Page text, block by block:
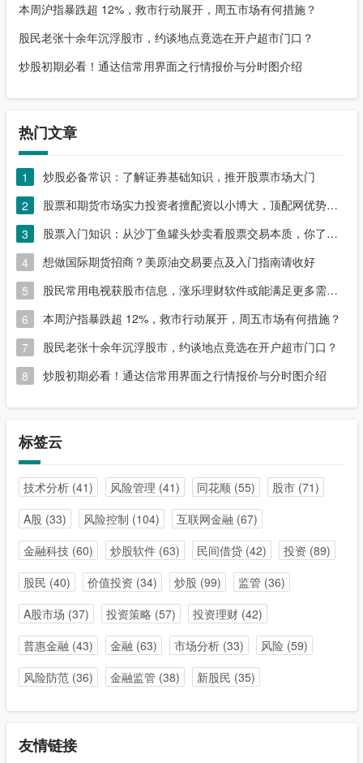
本周沪指暴跌超 12%，救市行动展开，周五市场有何措施？
股民老张十余年沉浮股市，约谈地点竟选在开户超市门口？
炒股初期必看！通达信常用界面之行情报价与分时图介绍
热门文章
1
炒股必备常识：了解证券基础知识，推开股票市场大门
2
股票和期货市场实力投资者擅配资以小博大，顶配网优势尽显
3
股票入门知识：从沙丁鱼罐头炒卖看股票交易本质，你了解吗？
4
想做国际期货招商？美原油交易要点及入门指南请收好
5
股民常用电视获股市信息，涨乐理财软件或能满足更多需求？
6
本周沪指暴跌超 12%，救市行动展开，周五市场有何措施？
7
股民老张十余年沉浮股市，约谈地点竟选在开户超市门口？
8
炒股初期必看！通达信常用界面之行情报价与分时图介绍
标签云
技术分析(41) 风险管理 (41) 同花顺(55) 股市(71)
A股 (33) 风险控制 (104) 互联网金融 (67)
金融科技(60) 炒股软件(63) 民间借贷(42) 投资 (89)
股民 (40) 价值投资 (34) 炒股 (99) 监管 (36)
A股市场 (37) 投资策略 (57) 投资理财(42)
普惠金融 (43) 金融 (63) 市场分析(33) 风险(59)
风险防范(36) 金融监管 (38) 新股民 (35)
友情链接